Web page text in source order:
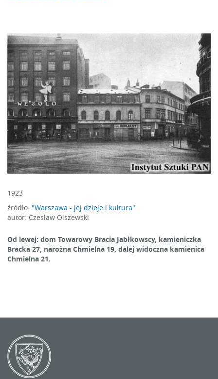
1923
źródło: "Warszawa - jej dzieje i kultura"
autor: Czesław Olszewski
Od lewej: dom Towarowy Bracia Jabłkowscy, kamieniczka
Bracka 27, narożna Chmielna 19, dalej widoczna kamienica
Chmielna 21.